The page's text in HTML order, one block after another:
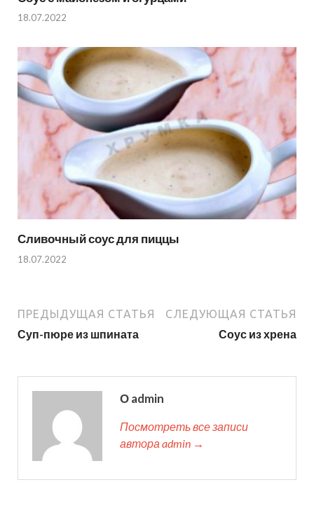
18.07.2022
Сливочный соус для пиццы
18.07.2022
ПРЕДЫДУЩАЯ СТАТЬЯ
Суп-пюре из шпината
СЛЕДУЮЩАЯ СТАТЬЯ
Соус из хрена
О admin
Посмотреть все записи
автора admin →